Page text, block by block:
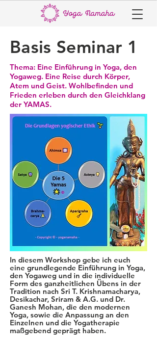
Basis Seminar 1
Thema: Eine Einführung in Yoga, den
Yogaweg. Eine Reise durch Körper,
Atem und Geist. Wohlbefinden und
Frieden erleben durch den Gleichklang
der YAMAS.
In diesem Workshop gebe ich euch
eine grundlegende Einführung in Yoga,
den Yogaweg und in die individuelle
Form des ganzheitlichen Übens in der
Tradition nach Sri T. Krishnamacharya,
Desikachar, Sriram & A.G. und Dr.
Ganesh Mohan, die den modernen
Yoga, sowie die Anpassung an den
Einzelnen und die Yogatherapie
maßgebend geprägt haben.